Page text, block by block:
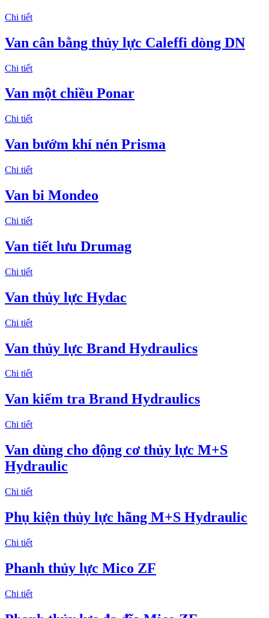
Chi tiết
Van cân bằng thủy lực Caleffi dòng DN
Chi tiết
Van một chiều Ponar
Chi tiết
Van bướm khí nén Prisma
Chi tiết
Van bi Mondeo
Chi tiết
Van tiết lưu Drumag
Chi tiết
Van thủy lực Hydac
Chi tiết
Van thủy lực Brand Hydraulics
Chi tiết
Van kiểm tra Brand Hydraulics
Chi tiết
Van dùng cho động cơ thủy lực M+S
Hydraulic
Chi tiết
Phụ kiện thủy lực hãng M+S Hydraulic
Chi tiết
Phanh thủy lực Mico ZF
Chi tiết